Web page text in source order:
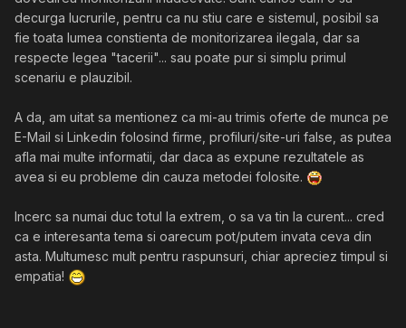
decurga lucrurile, pentru ca nu stiu care e sistemul, posibil sa
fie toata lumea constienta de monitorizarea ilegala, dar sa
respecte legea "tacerii"... sau poate pur si simplu primul
scenariu e plauzibil.
A da, am uitat sa mentionez ca mi-au trimis oferte de munca pe
E-Mail si Linkedin folosind firme, profiluri/site-uri false, as putea
afla mai multe informatii, dar daca as expune rezultatele as
avea si eu probleme din cauza metodei folosite.
Incerc sa numai duc totul la extrem, o sa va tin la curent... cred
ca e interesanta tema si oarecum pot/putem invata ceva din
asta. Multumesc mult pentru raspunsuri, chiar apreciez timpul si
empatia!